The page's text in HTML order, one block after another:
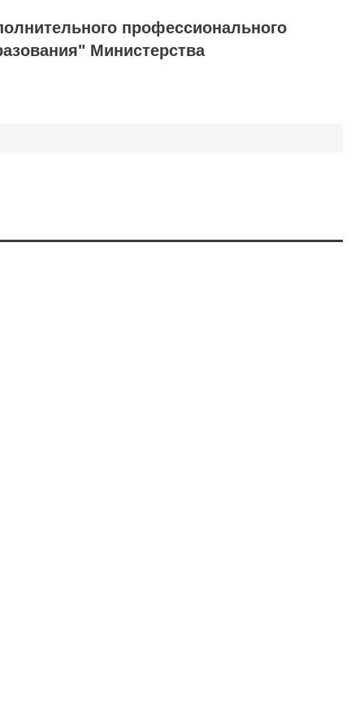
профессионального
Министерства